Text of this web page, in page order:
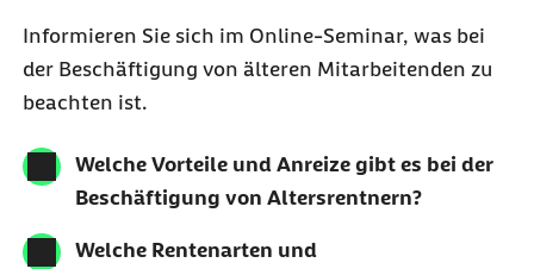
Informieren Sie sich im Online-Seminar, was bei
der Beschäftigung von älteren Mitarbeitenden zu
beachten ist.
Welche Vorteile und Anreize gibt es bei der
Beschäftigung von Altersrentnern?
Welche Rentenarten und